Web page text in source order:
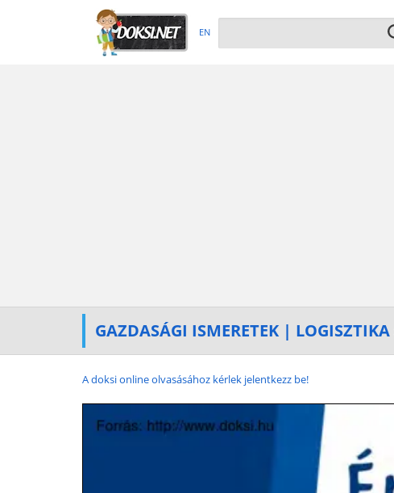
EN
GAZDASÁGI ISMERETEK | LOGISZTIKA
A doksi online olvasásához kérlek jelentkezz be!